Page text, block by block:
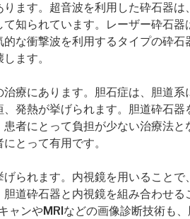
ます。超音波を利用した砕石器
知られています。レーザー砕石
な衝撃波を利用するタイプの砕石
ます。
療にあります。胆石症は、胆道
発熱が挙げられます。胆道砕石
者にとって負担が少ない治療法
とって有用です。
られます。内視鏡を用いることで
道砕石器と内視鏡を組み合わせ
ャンやMRIなどの画像診断技術も